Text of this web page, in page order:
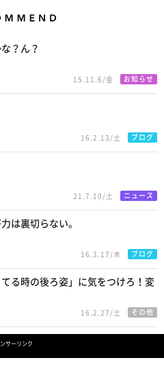
？ん？
15.11.6/金 お知らせ
16.2.13/土 ブログ
21.7.10/土 ニュース
は裏切らない。
16.3.17/木 ブログ
る時の後ろ姿」に気をつけろ！変
16.2.27/土 その他
サーリンク